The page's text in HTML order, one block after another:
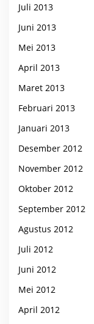
Juli 2013
Juni 2013
Mei 2013
April 2013
Maret 2013
Februari 2013
Januari 2013
Desember 2012
November 2012
Oktober 2012
September 2012
Agustus 2012
Juli 2012
Juni 2012
Mei 2012
April 2012